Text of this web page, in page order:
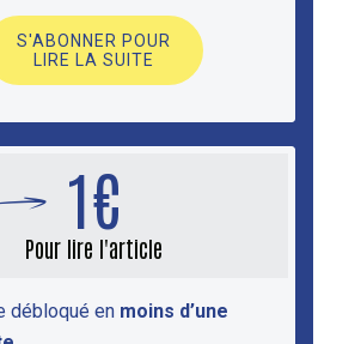
S'ABONNER POUR
LIRE LA SUITE
1€
Pour lire l'article
débloqué en moins d’une